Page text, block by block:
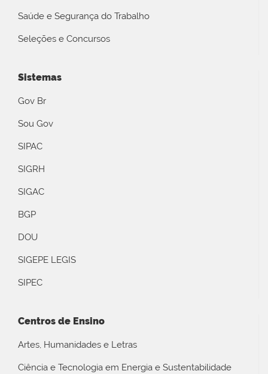
Saúde e Segurança do Trabalho
Seleções e Concursos
Sistemas
Gov Br
Sou Gov
SIPAC
SIGRH
SIGAC
BGP
DOU
SIGEPE LEGIS
SIPEC
Centros de Ensino
Artes, Humanidades e Letras
Ciência e Tecnologia em Energia e Sustentabilidade